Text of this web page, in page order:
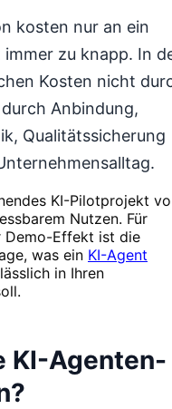
kosten nur an ein
zu knapp. In
Kosten nicht
Anbindung,
Qualitätssicherung
KI-Pilotprojekt
Nutzen. Für
Demo-Effekt ist die
was ein KI-Agent
in Ihren
KI-Agenten-